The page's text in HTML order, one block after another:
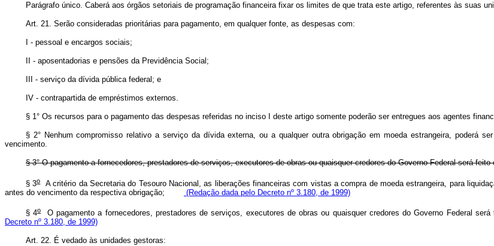
Parágrafo único. Caberá aos órgãos setoriais de programação financeira fixar os limites de que trata este artigo, referentes às suas
Art. 21. Serão consideradas prioritárias para pagamento, em qualquer fonte, as despesas com:
I - pessoal e encargos sociais;
II - aposentadorias e pensões da Previdência Social;
III - serviço da dívida pública federal; e
IV - contrapartida de empréstimos externos.
§ 1° Os recursos para o pagamento das despesas referidas no inciso I deste artigo somente poderão ser entregues aos agentes
§ 2° Nenhum compromisso relativo a serviço da dívida externa, ou a qualquer outra obrigação em moeda estrangeira, poderá
vencimento.
§ 3° O pagamento a fornecedores, prestadores de serviços, executores de obras ou quaisquer credores do Governo Federal será
§ 3oA critério da Secretaria do Tesouro Nacional, as liberações financeiras com vistas a compra de moeda estrangeira, para
antes do vencimento da respectiva obrigação;
(Redação dada pelo Decreto nº 3.180, de 1999)
§ 4oO pagamento a fornecedores, prestadores de serviços, executores de obras ou quaisquer credores do Governo Federal
Decreto nº 3.180, de 1999)
Art. 22. É vedado às unidades gestoras: